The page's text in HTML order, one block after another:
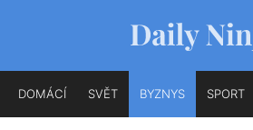
DOMÁCÍ SVĚT BYZNYS SPORT